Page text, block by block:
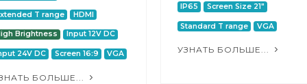
IP65 Screen Size 21"
Standard T range VGA
УЗНАТЬ БОЛЬШЕ...
T range HDMI
Brightness Input 12V DC
24V DC Screen 16:9 VGA
БОЛЬШЕ...